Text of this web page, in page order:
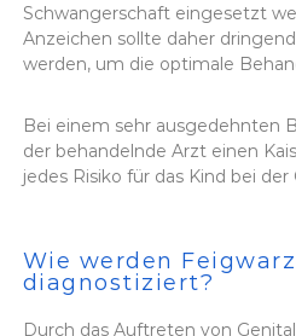
Schwangerschaft eingesetzt
Anzeichen sollte daher
werden, um die optimale
Bei einem sehr ausgedehnten
der behandelnde Arzt einen
jedes Risiko für das Kind bei
Wie werden
diagnostiziert?
Durch das Auftreten von